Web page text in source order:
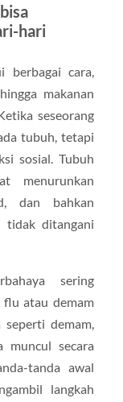
hari
berbagai cara,
makanan
seseorang
tubuh, tetapi
sosial. Tubuh
menurunkan
dan bahkan
tidak ditangani
sering
flu atau demam
seperti demam,
muncul secara
tanda awal
langkah